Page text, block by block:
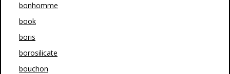
bonhomme
book
boris
borosilicate
bouchon